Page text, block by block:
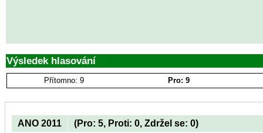
Výsledek hlasování
Přítomno: 9 Pro: 9
ANO 2011 (Pro: 5, Proti: 0, Zdržel se: 0)